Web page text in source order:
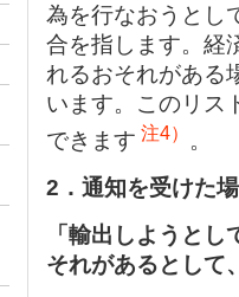
為を行なおうとし
合を指します。経
れるおそれがある
います。このリス
できます 注4）
。
2．通知を受けた
「輸出しようと
それがあるとして